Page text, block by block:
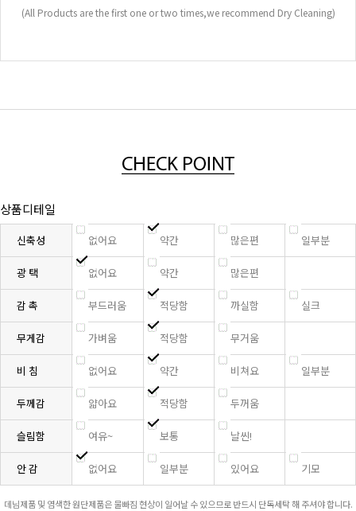
(All Products are the first one or two times,we recommend Dry Cleaning)
상품디테일
신축성 없어요 약간 많은편 일부분
광 택 없어요 약간 많은편
감 촉 부드러움 적당함 까실함 실크
무게감 가벼움 적당함 무거움
비 침 없어요 약간 비쳐요 일부분
두께감 얇아요 적당함 두꺼움
슬림함 여유~ 보통 날씬!
안 감 없어요 일부분 있어요 기모
데님제품 및 염색한 원단제품은 물빠짐 현상이 일어날 수 있으므로 반드시 단독세탁 해 주셔야 합니다.